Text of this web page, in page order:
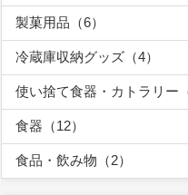
製菓用品（6）
冷蔵庫収納グッズ（4）
使い捨て食器・カトラリー
食器（12）
食品・飲み物（2）